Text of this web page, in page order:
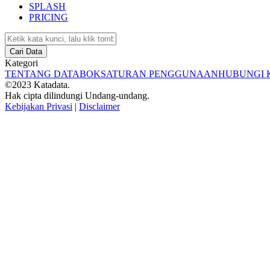
SPLASH
PRICING
Cari Data
Kategori
TENTANG DATABOKSATURAN PENGGUNAANHUBUNGI
©2023 Katadata.
Hak cipta dilindungi Undang-undang.
Kebijakan Privasi | Disclaimer